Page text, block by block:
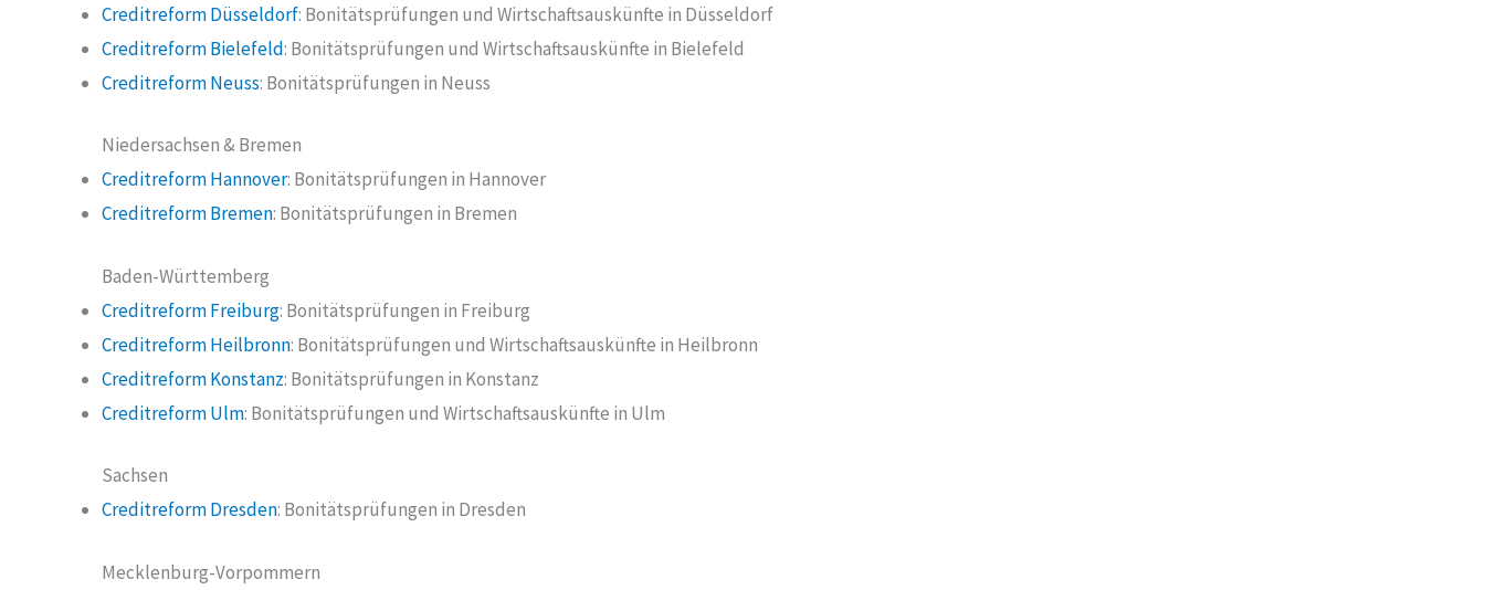
Creditreform Düsseldorf: Bonitätsprüfungen und Wirtschaftsauskünfte in Düsseldorf
Creditreform Bielefeld: Bonitätsprüfungen und Wirtschaftsauskünfte in Bielefeld
Creditreform Neuss: Bonitätsprüfungen in Neuss
Niedersachsen & Bremen
Creditreform Hannover: Bonitätsprüfungen in Hannover
Creditreform Bremen: Bonitätsprüfungen in Bremen
Baden-Württemberg
Creditreform Freiburg: Bonitätsprüfungen in Freiburg
Creditreform Heilbronn: Bonitätsprüfungen und Wirtschaftsauskünfte in Heilbronn
Creditreform Konstanz: Bonitätsprüfungen in Konstanz
Creditreform Ulm: Bonitätsprüfungen und Wirtschaftsauskünfte in Ulm
Sachsen
Creditreform Dresden: Bonitätsprüfungen in Dresden
Mecklenburg-Vorpommern